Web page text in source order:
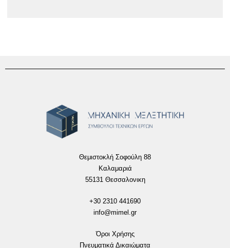
Θεμιστοκλή Σοφούλη 88
Καλαμαριά
55131 Θεσσαλονικη
+30 2310 441690
info@mimel.gr
Όροι Χρήσης
Πνευματικά Δικαιώματα